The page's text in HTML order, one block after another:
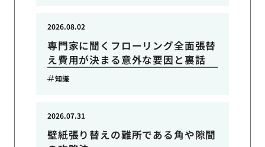
専門家に聞くフローリング全面張替
え費用が決まる意外な要因と裏話
2026.08.02
知識
壁紙張り替えの難所である角や隙間
2026.07.31